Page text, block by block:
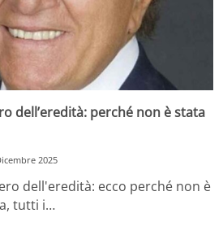
dell’eredità: perché non è stata
2025
dell'eredità: ecco perché non è
tutti i…